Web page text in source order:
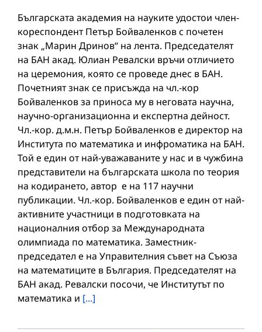
Българската академия на науките удостои член-
кореспондент Петър Бойваленков с почетен
знак „Марин Дринов“ на лента. Председателят
на БАН акад. Юлиан Ревалски връчи отличието
на церемония, която се проведе днес в БАН.
Почетният знак се присъжда на чл.-кор
Бойваленков за приноса му в неговата научна,
научно-организационна и експертна дейност.
Чл.-кор. д.м.н. Петър Бойваленков е директор на
Института по математика и инфроматика на БАН.
Той е един от най-уважаваните у нас и в чужбина
представители на българската школа по теория
на кодирането, автор е на 117 научни
публикации. Чл.-кор. Бойваленков е един от най-
активните участници в подготовката на
националния отбор за Международната
олимпиада по математика. Заместник-
председател е на Управителния съвет на Съюза
на математиците в България. Председателят на
БАН акад. Ревалски посочи, че Институтът по
математика и [...]